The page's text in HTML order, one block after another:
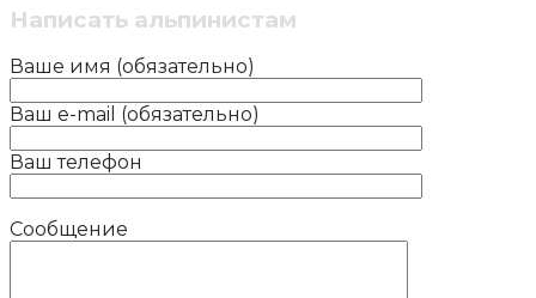
Написать альпинистам
Ваше имя (обязательно)
Ваш e-mail (обязательно)
Ваш телефон
Сообщение